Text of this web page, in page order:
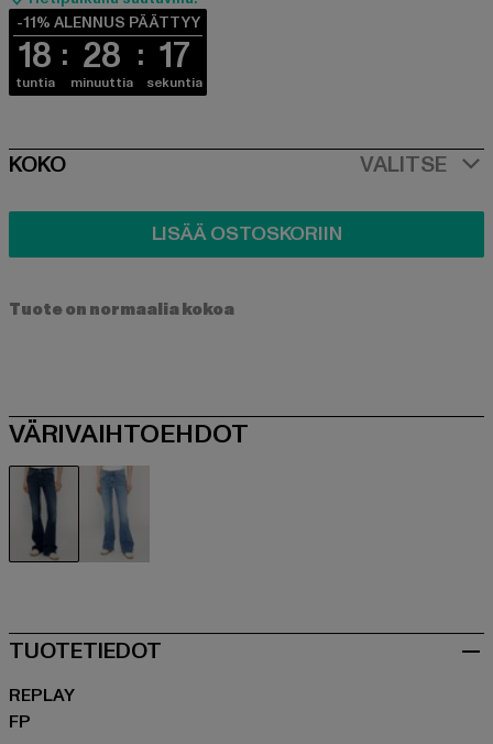
-11% ALENNUS PÄÄTTYY
18
tuntia
28
minuuttia
16
sekuntia
SIZE
KOKO VALITSE
LISÄÄ OSTOSKORIIN
Tuote on normaalia kokoa
VÄRIVAIHTOEHDOT
TUOTETIEDOT
REPLAY
FP